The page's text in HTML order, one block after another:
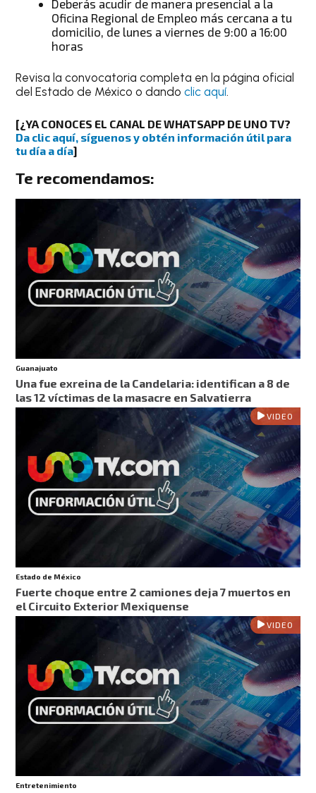
Deberás acudir de manera presencial a la
Oficina Regional de Empleo más cercana a tu
domicilio, de lunes a viernes de 9:00 a 16:00
horas
Revisa la convocatoria completa en la página oficial
del Estado de México o dandoclic aquí.
[¿YA CONOCES EL CANAL DE WHATSAPP DE UNO TV?
Da clic aquí, síguenos y obtén información útil para
tu día a día]
Te recomendamos:
Guanajuato
Una fue exreina de la Candelaria: identifican a 8 de
las 12 víctimas de la masacre en Salvatierra
VIDEO
Estado de México
Fuerte choque entre 2 camiones deja 7 muertos en
el Circuito Exterior Mexiquense
VIDEO
Entretenimiento